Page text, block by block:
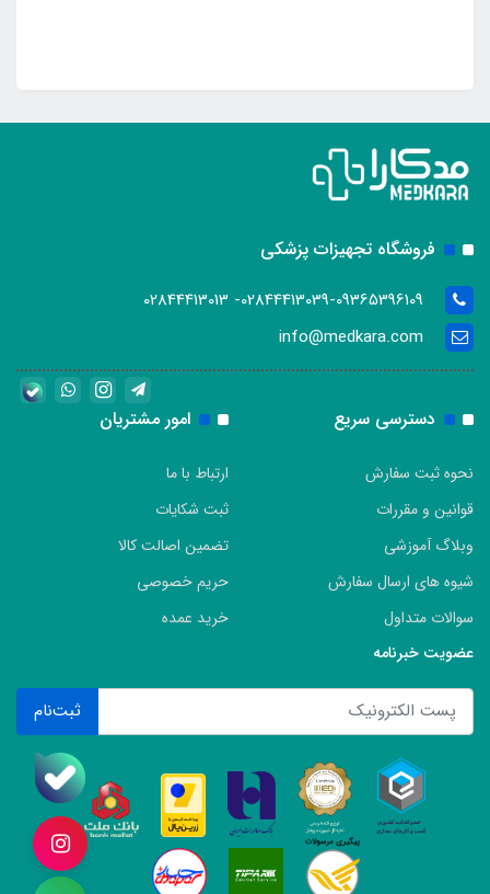
فروشگاه تجهیزات پزشکی
02844413039-09365396109- 02844413013
info@medkara.com
دسترسی سریع
نحوه ثبت سفارش
قوانین و مقررات
وبلاگ آموزشی
شیوه های ارسال سفارش
سوالات متداول
امور مشتریان
ارتباط با ما
ثبت شکایات
تضمین اصالت کالا
حریم خصوصی
خرید عمده
عضویت خبرنامه
ثبت‌نام